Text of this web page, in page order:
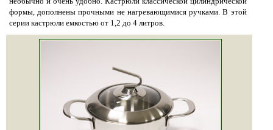
формы, дополнены прочными не нагревающимися ручками. В этой
серии кастрюли емкостью от 1,2 до 4 литров.